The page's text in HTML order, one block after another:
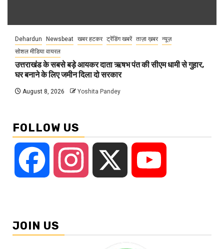
Dehardun Newsbeat खबर हटकर ट्रेंडिंग खबरें ताज़ा ख़बर न्यूज़
सोशल मीडिया वायरल
उत्तराखंड के सबसे बड़े आयकर दाता ऋषभ पंत की सीएम धामी से गुहार,
घर बनाने के लिए जमीन दिला दो सरकार
August 8, 2026 Yoshita Pandey
FOLLOW US
Facebook Instagram
JOIN US